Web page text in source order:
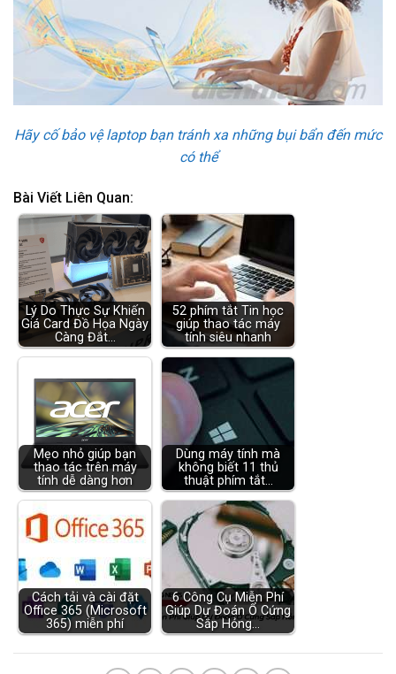
Hãy cố bảo vệ laptop bạn tránh xa những bụi bẩn đến mức
có thể
Bài Viết Liên Quan:
Lý Do Thực Sự Khiến
Giá Card Đồ Họa Ngày
Càng Đắt…
52 phím tắt Tin học
giúp thao tác máy
tính siêu nhanh
Mẹo nhỏ giúp bạn
thao tác trên máy
tính dễ dàng hơn
Dùng máy tính mà
không biết 11 thủ
thuật phím tắt…
Cách tải và cài đặt
Office 365 (Microsoft
365) miễn phí
6 Công Cụ Miễn Phí
Giúp Dự Đoán Ổ Cứng
Sắp Hỏng…